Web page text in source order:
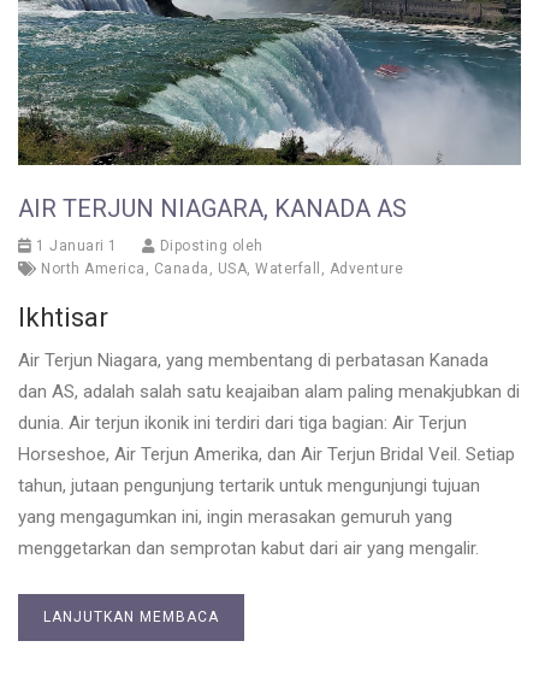
AIR TERJUN NIAGARA, KANADA AS
1 Januari 1
Diposting oleh
North America , Canada , USA, Waterfall , Adventure
Ikhtisar
Air Terjun Niagara, yang membentang di perbatasan Kanada
dan AS, adalah salah satu keajaiban alam paling menakjubkan di
dunia. Air terjun ikonik ini terdiri dari tiga bagian: Air Terjun
Horseshoe, Air Terjun Amerika, dan Air Terjun Bridal Veil. Setiap
tahun, jutaan pengunjung tertarik untuk mengunjungi tujuan
yang mengagumkan ini, ingin merasakan gemuruh yang
menggetarkan dan semprotan kabut dari air yang mengalir.
LANJUTKAN MEMBACA